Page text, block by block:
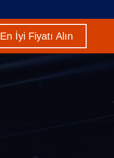
En İyi Fiyatı Alın